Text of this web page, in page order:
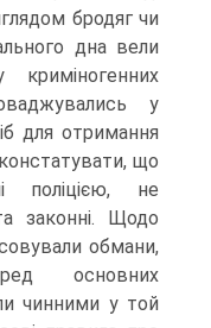
бродяг чи
дна вели
у
для отримання
що
поліцією, не
законні. Щодо
обмани,
основних
чинними у той